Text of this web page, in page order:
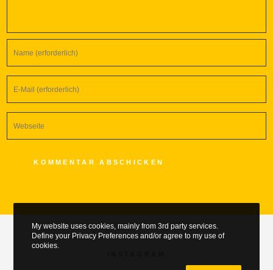
My website uses cookies, mainly from 3rd party services.
Define your Privacy Preferences and/or agree to my use of
cookies.